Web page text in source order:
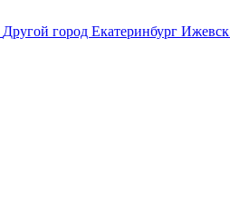
Другой город Екатеринбург Ижевск